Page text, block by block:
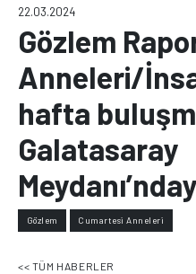
22.03.2024
Gözlem
Anneleri/
hafta
Galatasaray
Gözlem Cumartesi Anneleri
<< TÜM HABERLER